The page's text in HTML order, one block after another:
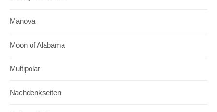
Manova
Moon of Alabama
Multipolar
Nachdenkseiten